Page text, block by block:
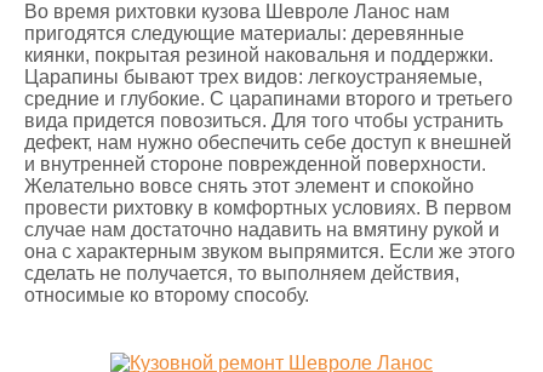
Во время рихтовки кузова Шевроле Ланос нам
пригодятся следующие материалы: деревянные
киянки, покрытая резиной наковальня и поддержки.
Царапины бывают трех видов: легкоустраняемые,
средние и глубокие. С царапинами второго и третьего
вида придется повозиться. Для того чтобы устранить
дефект, нам нужно обеспечить себе доступ к внешней
и внутренней стороне поврежденной поверхности.
Желательно вовсе снять этот элемент и спокойно
провести рихтовку в комфортных условиях. В первом
случае нам достаточно надавить на вмятину рукой и
она с характерным звуком выпрямится. Если же этого
сделать не получается, то выполняем действия,
относимые ко второму способу.